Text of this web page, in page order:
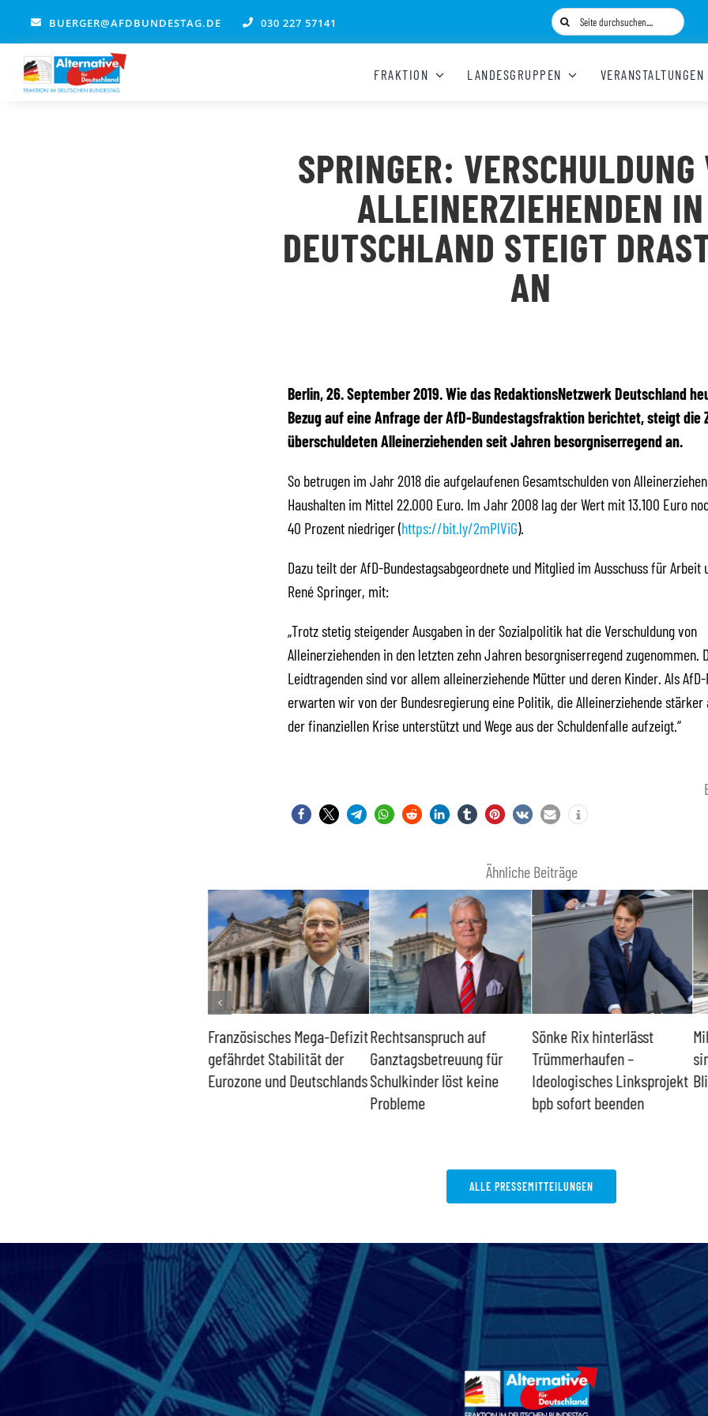
springen
BUERGER@AFDBUNDESTAG.DE 030 227 57141
Suche
nach:
FRAKTION LANDESGRUPPEN VERANSTALTUNGEN
SPRINGER: VERSCHULDUNG
ALLEINERZIEHENDEN IN
DEUTSCHLAND STEIGT
AN
Berlin, 26. September 2019. Wie das RedaktionsNetzwerk Deutschland
Bezug auf eine Anfrage der AfD-Bundestagsfraktion berichtet, steigt die
überschuldeten Alleinerziehenden seit Jahren besorgniserregend an.
So betrugen im Jahr 2018 die aufgelaufenen Gesamtschulden von
Haushalten im Mittel 22.000 Euro. Im Jahr 2008 lag der Wert mit 13.100 Euro
40 Prozent niedriger (https://bit.ly/2mPlViG).
Dazu teilt der AfD-Bundestagsabgeordnete und Mitglied im Ausschuss für Arbeit
René Springer, mit:
„Trotz stetig steigender Ausgaben in der Sozialpolitik hat die Verschuldung von
Alleinerziehenden in den letzten zehn Jahren besorgniserregend zugenommen.
Leidtragenden sind vor allem alleinerziehende Mütter und deren Kinder. Als
erwarten wir von der Bundesregierung eine Politik, die Alleinerziehende stärker
der finanziellen Krise unterstützt und Wege aus der Schuldenfalle aufzeigt.“
Ähnliche Beiträge
Französisches Mega-Defizit
gefährdet Stabilität der
Eurozone und Deutschlands
Rechtsanspruch auf
Ganztagsbetreuung für
Schulkinder löst keine
Probleme
Sönke Rix hinterlässt
Trümmerhaufen –
Ideologisches Linksprojekt
bpb sofort beenden
ALLE PRESSEMITTEILUNGEN